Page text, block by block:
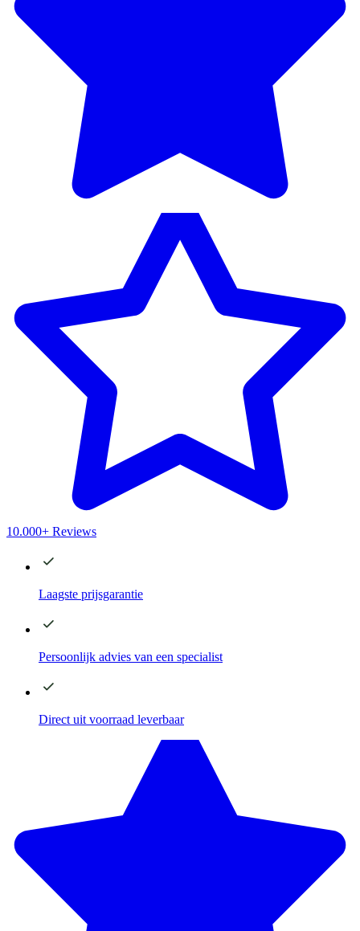
10.000+ Reviews
Laagste prijsgarantie
Persoonlijk advies van een specialist
Direct uit voorraad leverbaar